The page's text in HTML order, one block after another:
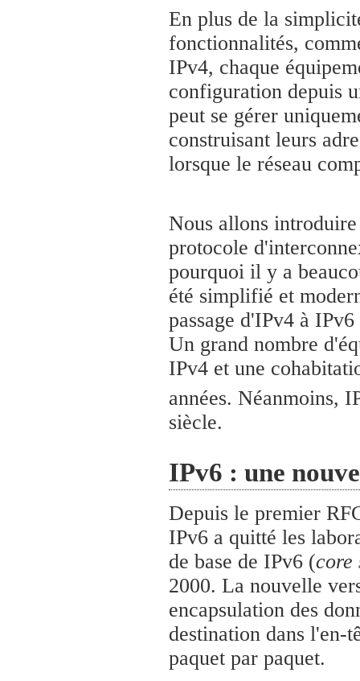
En plus de la
fonctionnalités,
IPv4, chaque
configuration depuis
peut se gérer
construisant leurs
lorsque le réseau
Nous allons
protocole
pourquoi il y a
été simplifié et
passage d'IPv4 à
Un grand nombre
IPv4 et une
années. Néanmoins,
siècle.
IPv6 : une
Depuis le premier
IPv6 a quitté les
de base de IPv6 (core
2000. La nouvelle
encapsulation des
destination dans l'en-
paquet par paquet.